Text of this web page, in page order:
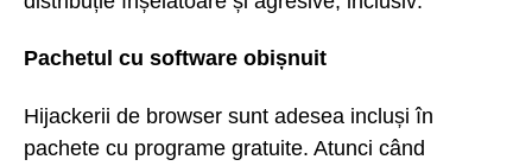
Pachetul cu software obișnuit
Hijackerii de browser sunt adesea incluși în
pachete cu programe gratuite. Atunci când